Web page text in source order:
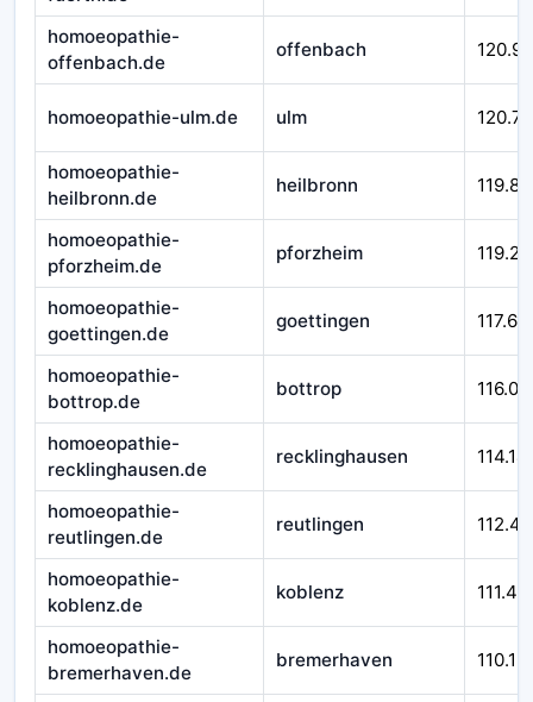
homoeopathie-
offenbach.de
offenbach
homoeopathie-ulm.de ulm
homoeopathie-
heilbronn.de
heilbronn
homoeopathie-
pforzheim.de
pforzheim
homoeopathie-
goettingen.de
goettingen
homoeopathie-
bottrop.de
bottrop
homoeopathie-
recklinghausen.de
recklinghausen
homoeopathie-
reutlingen.de
reutlingen
homoeopathie-
koblenz.de
koblenz
homoeopathie-
bremerhaven.de
bremerhaven